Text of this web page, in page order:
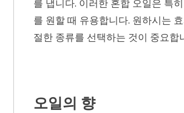
를 냅니다. 이러한 혼합 오일은 특
를 원할 때 유용합니다. 원하시는
절한 종류를 선택하는 것이 중요합
오일의 향